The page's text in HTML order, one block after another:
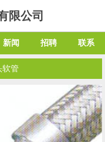
限公司
新闻 招聘 联系
软管